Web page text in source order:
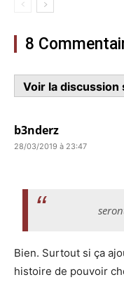
8
Voir la discussion
b3nderz
28/03/2019 à 23:47
Bien. Surtout si ça
histoire de pouvoir